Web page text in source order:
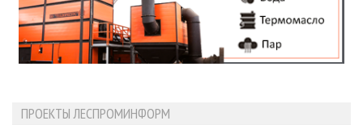
ПРОЕКТЫ ЛЕСПРОМИНФОРМ